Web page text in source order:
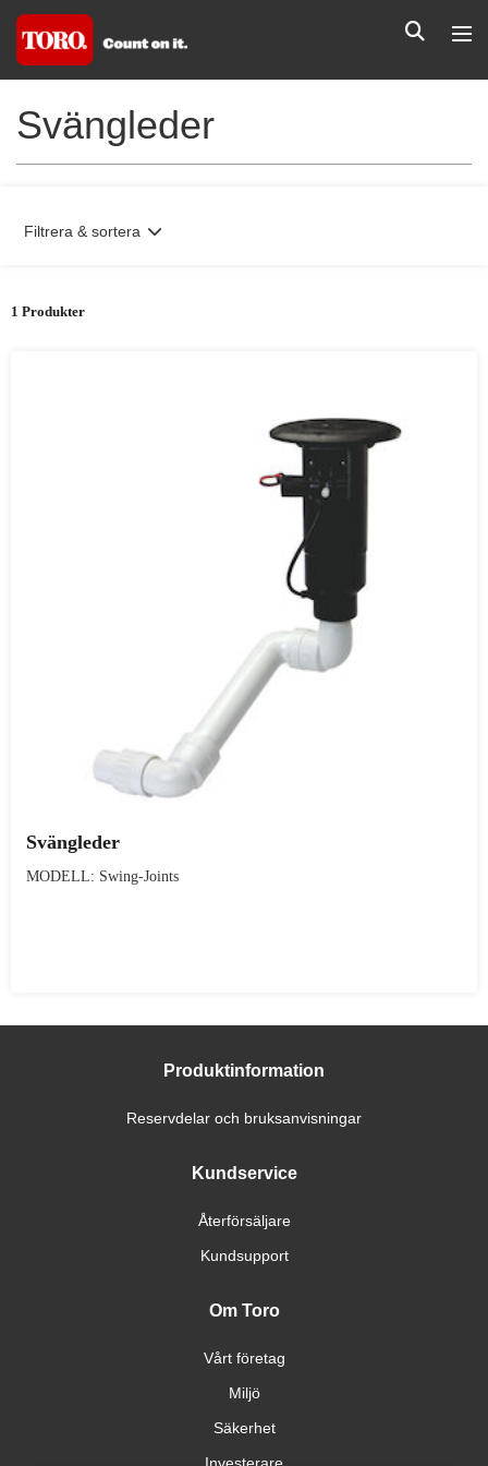
Svängleder
1 Produkter
Filtrera & sortera
Svängleder
MODELL: Swing-Joints
Produktinformation
Reservdelar och bruksanvisningar
Kundservice
Återförsäljare
Kundsupport
Om Toro
Vårt företag
Miljö
Säkerhet